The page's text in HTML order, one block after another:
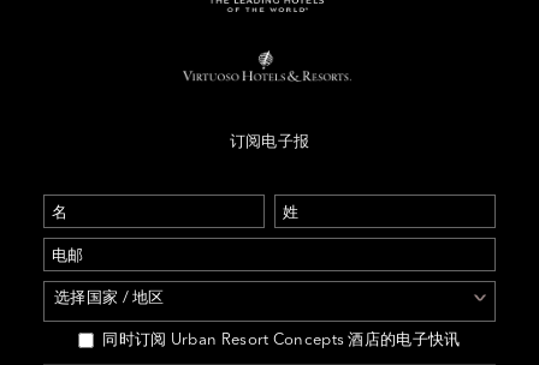
订阅电子报
选择国家 / 地区
同时订阅 Urban Resort Concepts 酒店的电子快讯